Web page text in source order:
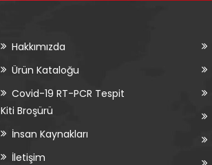
Hakkımızda
Ürün Kataloğu
Covid-19 RT-PCR Tespit
Kiti Broşürü
İnsan Kaynakları
İletişim